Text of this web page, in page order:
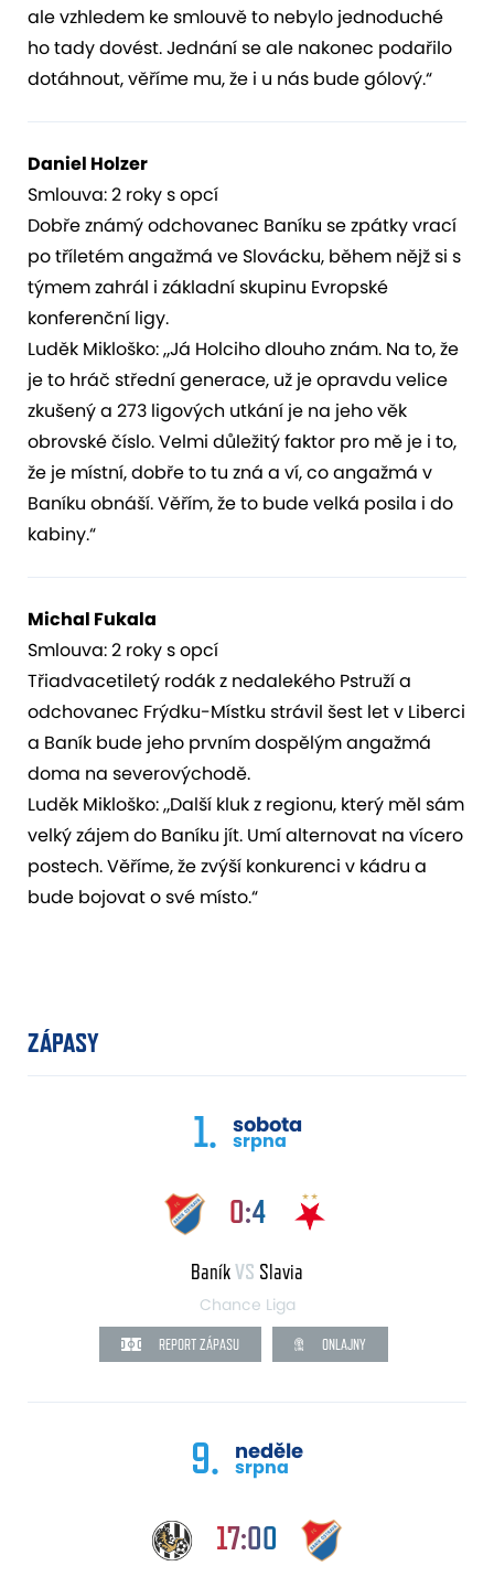
ale vzhledem ke smlouvě to nebylo jednoduché
ho tady dovést. Jednání se ale nakonec podařilo
dotáhnout, věříme mu, že i u nás bude gólový.“
Daniel Holzer
Smlouva: 2 roky s opcí
Dobře známý odchovanec Baníku se zpátky vrací
po tříletém angažmá ve Slovácku, během nějž si s
týmem zahrál i základní skupinu Evropské
konferenční ligy.
Luděk Mikloško: „Já Holciho dlouho znám. Na to, že
je to hráč střední generace, už je opravdu velice
zkušený a 273 ligových utkání je na jeho věk
obrovské číslo. Velmi důležitý faktor pro mě je i to,
že je místní, dobře to tu zná a ví, co angažmá v
Baníku obnáší. Věřím, že to bude velká posila i do
kabiny.“
Michal Fukala
Smlouva: 2 roky s opcí
Třiadvacetiletý rodák z nedalekého Pstruží a
odchovanec Frýdku-Místku strávil šest let v Liberci
a Baník bude jeho prvním dospělým angažmá
doma na severovýchodě.
Luděk Mikloško: „Další kluk z regionu, který měl sám
velký zájem do Baníku jít. Umí alternovat na vícero
postech. Věříme, že zvýší konkurenci v kádru a
bude bojovat o své místo.“
ZÁPASY
1. sobota
srpna
0:4
BaníkVS Slavia
Chance Liga
REPORT ZÁPASU ONLAJNY
9. neděle
srpna
17:00